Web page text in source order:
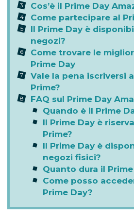
Cos’è il Prime Day
Come partecipare al
Il Prime Day è
negozi?
Come trovare le
Prime Day
Vale la pena iscriversi
Prime?
FAQ sul Prime Day
Quando è il Prime
Il Prime Day è
Prime?
Il Prime Day è
negozi fisici?
Quanto dura il
Come posso
Prime Day?